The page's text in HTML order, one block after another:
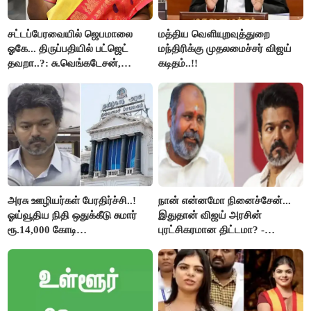
சட்டப்பேரவையில் ஜெபமாலை
ஓகே... திருப்பதியில் பட்ஜெட்
தவறா..?: சு.வெங்கடேசன்,
கேள்வி..!
மத்திய வெளியுறவுத்துறை
மந்திரிக்கு முதலமைச்சர் விஜய்
கடிதம்..!!
அரசு ஊழியர்கள் பேரதிர்ச்சி..!
ஓய்வூதிய நிதி ஒதுக்கீடு சுமார்
ரூ.14,000 கோடி
நான் என்னமோ நினைச்சேன்...
இதுதான் விஜய் அரசின்
புரட்சிகரமான திட்டமா? -